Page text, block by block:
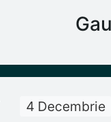
4 Decembrie